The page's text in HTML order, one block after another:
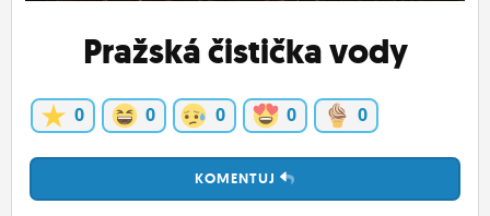
Pražská čistička vody
0 0 0 0 0
KOMENTUJ